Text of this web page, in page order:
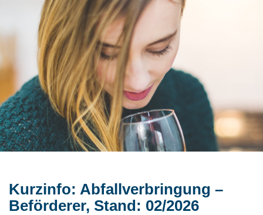
Kurzinfo: Abfallverbringung –
Beförderer, Stand: 02/2026